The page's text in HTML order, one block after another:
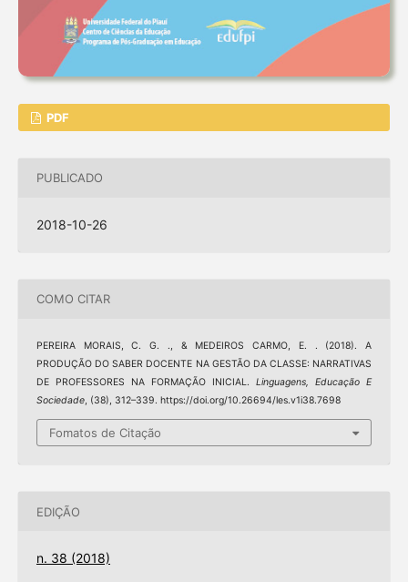
PDF
PUBLICADO
2018-10-26
COMO CITAR
PEREIRA MORAIS, C. G. ., & MEDEIROS CARMO, E. . (2018). A
PRODUÇÃO DO SABER DOCENTE NA GESTÃO DA CLASSE: NARRATIVAS
DE PROFESSORES NA FORMAÇÃO INICIAL.Linguagens, Educação E
Sociedade, (38), 312–339. https://doi.org/10.26694/les.v1i38.7698
Fomatos de Citação
EDIÇÃO
n. 38 (2018)